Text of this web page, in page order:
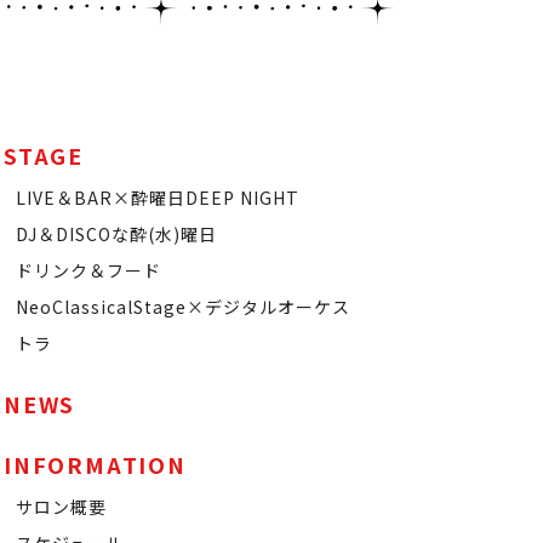
STAGE
LIVE＆BAR×酔曜日DEEP NIGHT
DJ＆DISCOな酔(水)曜日
ドリンク＆フード
NeoClassicalStage×デジタルオーケス
トラ
NEWS
INFORMATION
サロン概要